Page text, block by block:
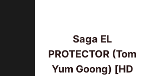
Saga EL
PROTECTOR (Tom
Yum Goong) [HD